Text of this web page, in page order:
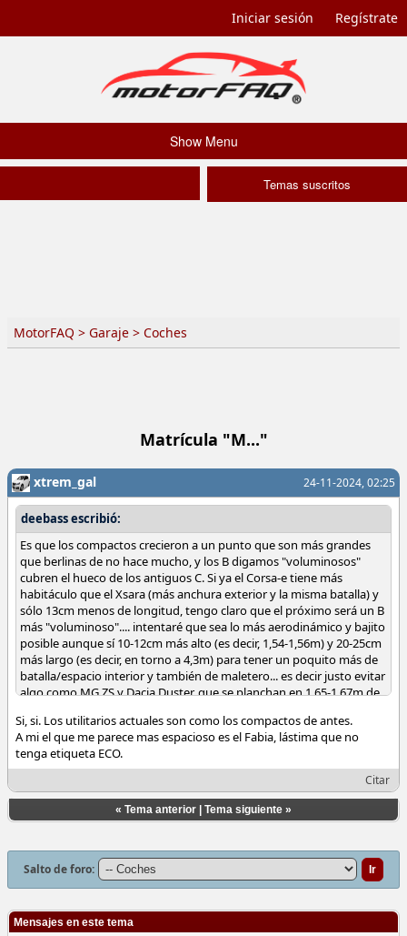
Iniciar sesión Regístrate
Show Menu
Temas suscritos
MotorFAQ > Garaje > Coches
Matrícula "M..."
24-11-2024, 02:25
xtrem_gal
deebass escribió:
Es que los compactos crecieron a un punto que son más grandes
que berlinas de no hace mucho, y los B digamos "voluminosos"
cubren el hueco de los antiguos C. Si ya el Corsa-e tiene más
habitáculo que el Xsara (más anchura exterior y la misma batalla) y
sólo 13cm menos de longitud, tengo claro que el próximo será un B
más "voluminoso".... intentaré que sea lo más aerodinámico y bajito
posible aunque sí 10-12cm más alto (es decir, 1,54-1,56m) y 20-25cm
más largo (es decir, en torno a 4,3m) para tener un poquito más de
batalla/espacio interior y también de maletero... es decir justo evitar
algo como MG ZS y Dacia Duster, que se planchan en 1,65-1,67m de
Si, si. Los utilitarios actuales son como los compactos de antes.
A mi el que me parece mas espacioso es el Fabia, lástima que no
tenga etiqueta ECO.
Citar
« Tema anterior Tema siguiente »
Salto de foro:
Mensajes en este tema